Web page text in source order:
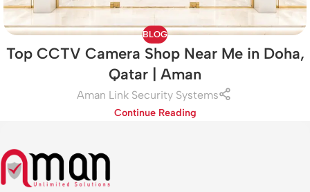
BLOG
Top CCTV Camera Shop Near Me in Doha,
Qatar | Aman
Aman Link Security Systems
Continue Reading